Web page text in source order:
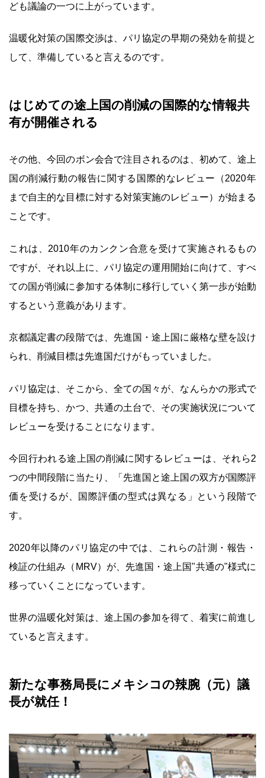
ども議論の一つに上がっています。
温暖化対策の国際交渉は、パリ協定の早期の発効を前提と
して、準備していると言えるのです。
はじめての途上国の削減の国際的な情報共
有が開催される
その他、今回のボン会合で注目されるのは、初めて、途上
国の削減行動の報告に関する国際的なレビュー（2020年
まで自主的な目標に対する対策実施のレビュー）が始まる
ことです。
これは、2010年のカンクン合意を受けて実施されるもの
ですが、それ以上に、パリ協定の運用開始に向けて、すべ
ての国が削減に参加する体制に移行していく第一歩が始動
するという意義があります。
京都議定書の段階では、先進国・途上国に厳格な壁を設け
られ、削減目標は先進国だけがもっていました。
パリ協定は、そこから、全ての国々が、なんらかの形式で
目標を持ち、かつ、共通の土台で、その実施状況について
レビューを受けることになります。
今回行われる途上国の削減に関するレビューは、それら2
つの中間段階に当たり、「先進国と途上国の双方が国際評
価を受けるが、国際評価の型式は異なる」という段階で
す。
2020年以降のパリ協定の中では、これらの計測・報告・
検証の仕組み（MRV）が、先進国・途上国"共通の"様式に
移っていくことになっています。
世界の温暖化対策は、途上国の参加を得て、着実に前進し
ていると言えます。
新たな事務局長にメキシコの辣腕（元）議
長が就任！